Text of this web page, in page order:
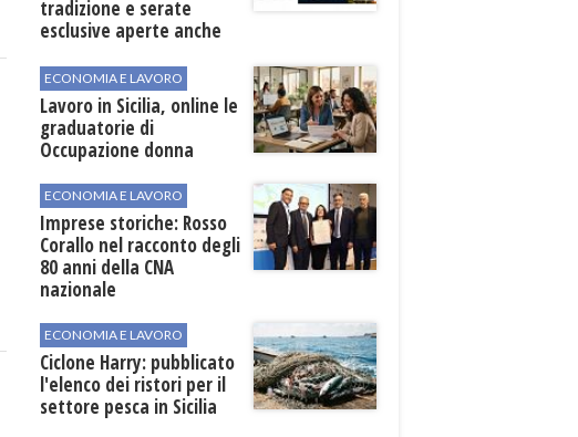
tradizione e serate
esclusive aperte anche
ECONOMIA E LAVORO
Lavoro in Sicilia, online le
graduatorie di
Occupazione donna
ECONOMIA E LAVORO
Imprese storiche: Rosso
Corallo nel racconto degli
80 anni della CNA
nazionale
ECONOMIA E LAVORO
Ciclone Harry: pubblicato
l'elenco dei ristori per il
settore pesca in Sicilia